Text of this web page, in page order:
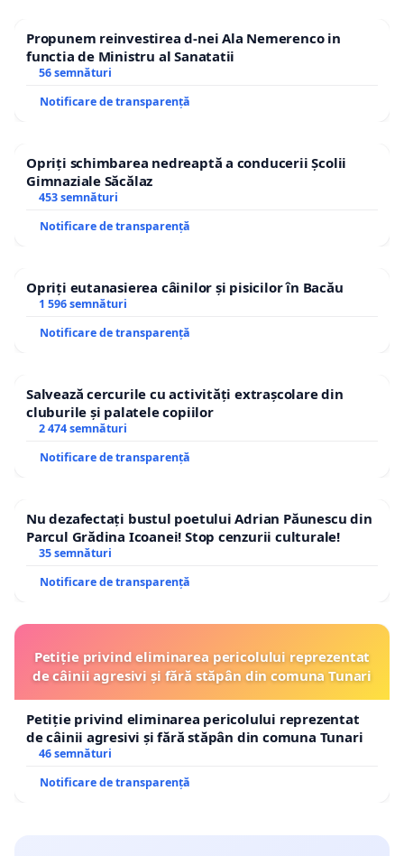
Propunem reinvestirea d-nei Ala Nemerenco in
functia de Ministru al Sanatatii
56 semnături
Notificare de transparență
Opriți schimbarea nedreaptă a conducerii Școlii
Gimnaziale Săcălaz
453 semnături
Notificare de transparență
Opriți eutanasierea câinilor și pisicilor în Bacău
1 596 semnături
Notificare de transparență
Salvează cercurile cu activități extrașcolare din
cluburile și palatele copiilor
2 474 semnături
Notificare de transparență
Nu dezafectați bustul poetului Adrian Păunescu din
Parcul Grădina Icoanei! Stop cenzurii culturale!
35 semnături
Notificare de transparență
Petiție privind eliminarea pericolului reprezentat
de câinii agresivi și fără stăpân din comuna Tunari
Petiție privind eliminarea pericolului reprezentat
de câinii agresivi și fără stăpân din comuna Tunari
46 semnături
Notificare de transparență